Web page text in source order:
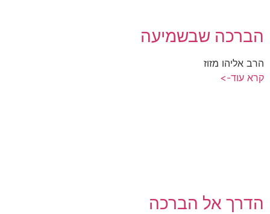
הברכה שבשמיעה
הרב אליהו מזוז
קרא עוד->
הדרך אל הברכה